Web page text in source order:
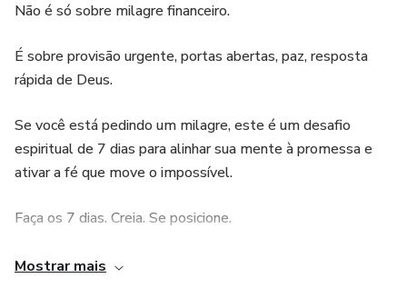
Não é só sobre milagre financeiro.
É sobre provisão urgente, portas abertas, paz, resposta
rápida de Deus.
Se você está pedindo um milagre, este é um desafio
espiritual de 7 dias para alinhar sua mente à promessa e
ativar a fé que move o impossível.
Faça os 7 dias. Creia. Se posicione.
Se não sentir mudança real, seu dinheiro de volta.
Mostrar mais